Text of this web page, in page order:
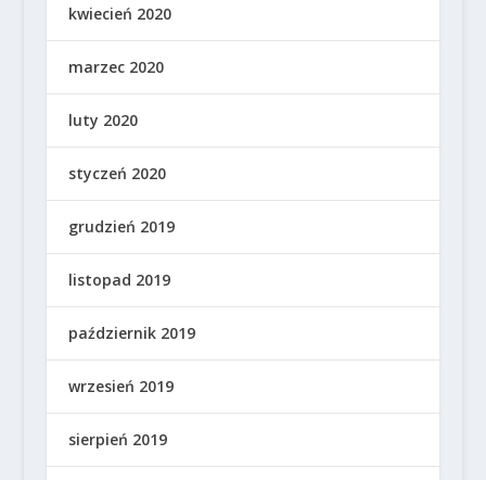
kwiecień 2020
marzec 2020
luty 2020
styczeń 2020
grudzień 2019
listopad 2019
październik 2019
wrzesień 2019
sierpień 2019